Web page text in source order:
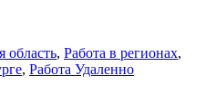
область, Работа в регионах,
, Работа Удаленно